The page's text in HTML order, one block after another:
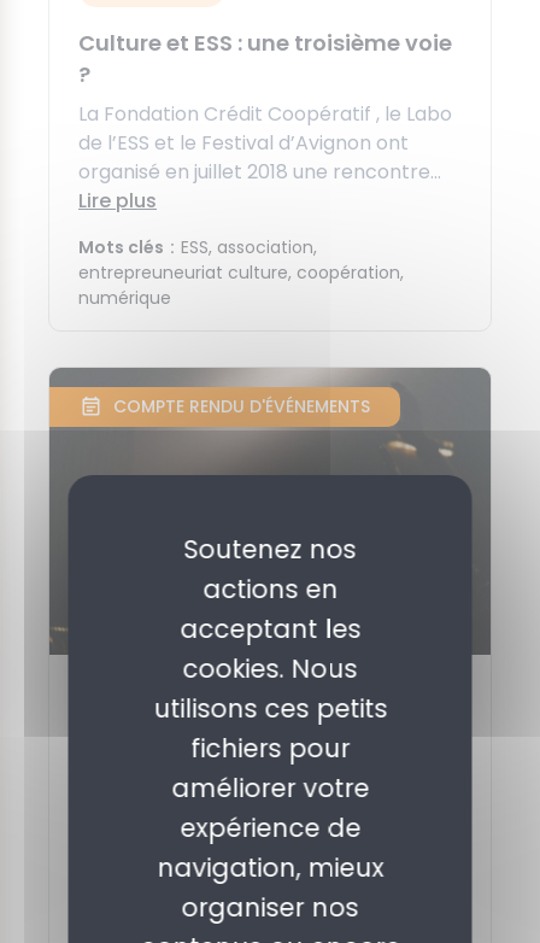
Culture et ESS : une troisième voie
?
La Fondation Crédit Coopératif , le Labo
de l’ESS et le Festival d’Avignon ont
organisé en juillet 2018 une rencontre...
Lire plus
Mots clés ESS association
entrepreuneuriat culture coopération
numérique
COMPTE RENDU D'ÉVÉNEMENTS
ProspectivESS Culture - Temps 2
À la suite d’un premier temps fort dédié
aux expert·e·s, le Labo de l’ESS a réuni, en
novembre 2017, des représentant·e...
Soutenez nos
actions en
acceptant les
cookies. Nous
utilisons ces petits
fichiers pour
améliorer votre
expérience de
navigation, mieux
organiser nos